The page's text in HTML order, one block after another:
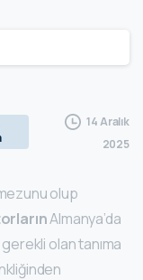
14 Aralık
2025
olup
Almanya’da
gerekli olan tanıma